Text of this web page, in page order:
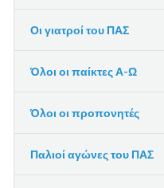
Οι γιατροί του ΠΑΣ
Όλοι οι παίκτες Α-Ω
Όλοι οι προπονητές
Παλιοί αγώνες του ΠΑΣ